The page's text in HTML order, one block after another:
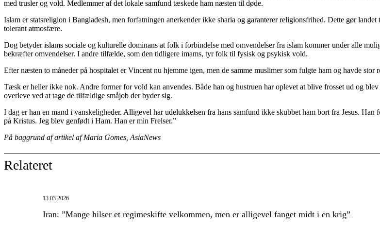
med trusler og vold. Medlemmer af det lokale samfund tæskede ham næsten til døde.
Islam er statsreligion i Bangladesh, men forfatningen anerkender ikke sharia og garanterer religionsfrihed. Dette gør
tolerant atmosfære.
Dog betyder islams sociale og kulturelle dominans at folk i forbindelse med omvendelser fra islam kommer under alle
bekræfter omvendelser. I andre tilfælde, som den tidligere imams, tyr folk til fysisk og psykisk vold.
Efter næsten to måneder på hospitalet er Vincent nu hjemme igen, men de samme muslimer som fulgte ham og havde stor
Tæsk er heller ikke nok. Andre former for vold kan anvendes. Både han og hustruen har oplevet at blive frosset ud og
overleve ved at tage de tilfældige småjob der byder sig.
I dag er han en mand i vanskeligheder. Alligevel har udelukkelsen fra hans samfund ikke skubbet ham bort fra Jesus.
på Kristus. Jeg blev genfødt i Ham. Han er min Frelser.”
På baggrund af artikel af Maria Gomes, AsiaNews
Relateret
13.03.2026
Iran: ”Mange hilser et regimeskifte velkommen, men er alligevel fanget midt i en krig”